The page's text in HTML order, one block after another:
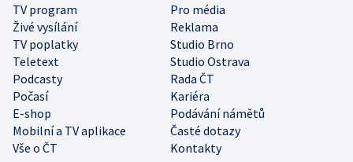
TV program
Pro média
Živé vysílání
Reklama
TV poplatky
Studio Brno
Teletext
Studio Ostrava
Podcasty
Rada ČT
Počasí
Kariéra
E-shop
Podávání námětů
Mobilní a TV aplikace
Časté dotazy
Vše o ČT
Kontakty